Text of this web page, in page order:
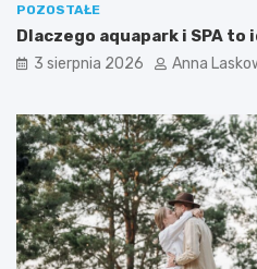
e
n
d
POZOSTAŁE
Dlaczego aquapark i SPA to
3 sierpnia 2026 Anna